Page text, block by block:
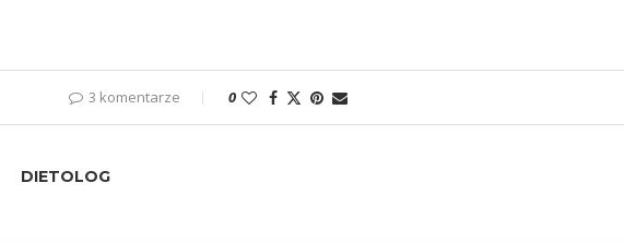
3 komentarze 0
DIETOLOG